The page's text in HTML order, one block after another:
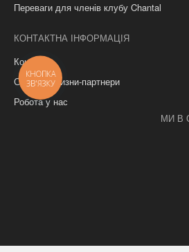
Переваги для членів клубу Chantal
КОНТАКТНА ІНФОРМАЦІЯ
Контакти
Салони білизни-партнери
Робота у нас
МИ В
КНОПКА
ЗВ'ЯЗКУ